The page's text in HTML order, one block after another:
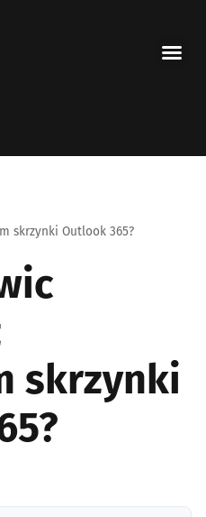
skrzynki Outlook 365?
skrzynki